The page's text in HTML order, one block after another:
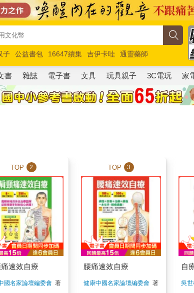
子 公益書包 16647續集 吉伊卡哇
通靈藥師
作 馬斯克 玩具總動員5 超慢跑
書 雜誌 電子書 文具 玩具親子 3C電玩 家
TOP 2
速效自療
國名家論壇編委會 著
TOP 3
腰痛速效自療
健康中國名家論壇編委會 著
自
吳世